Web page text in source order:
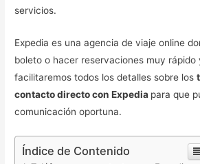
servicios.
Expedia es una agencia de viaje online
boleto o hacer reservaciones muy rápido
facilitaremos todos los detalles sobre los
contacto directo con Expedia para que
comunicación oportuna.
Índice de Contenido